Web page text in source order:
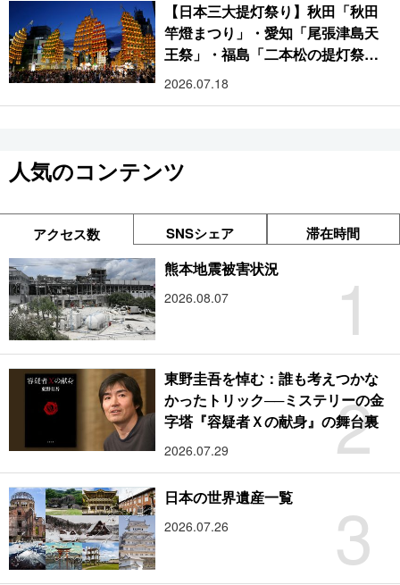
【日本三大提灯祭り】秋田「秋田
竿燈まつり」・愛知「尾張津島天
王祭」・福島「二本松の提灯祭
り」:おびただしい灯火が夜空を照
2026.07.18
人気のコンテンツ
アクセス数 SNSシェア 滞在時間
1
熊本地震被害状況
2026.08.07
2
東野圭吾を悼む：誰も考えつかな
かったトリック──ミステリーの金
字塔『容疑者Ｘの献身』の舞台裏
2026.07.29
3
日本の世界遺産一覧
2026.07.26